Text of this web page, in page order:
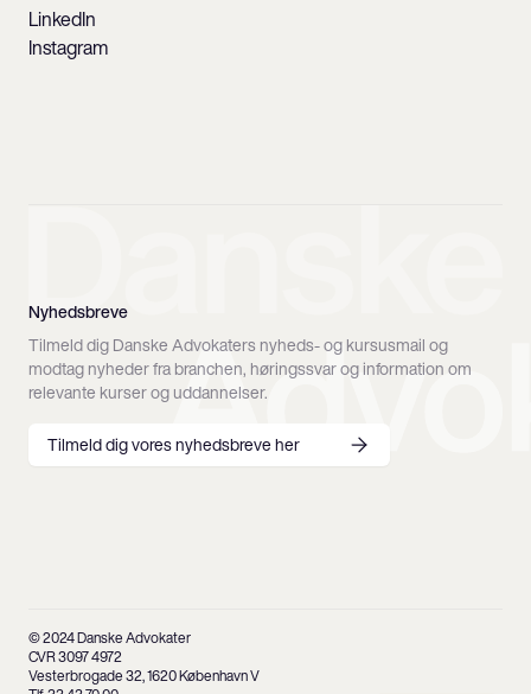
LinkedIn
Instagram
Nyhedsbreve
Tilmeld dig Danske Advokaters nyheds- og kursusmail og
modtag nyheder fra branchen, høringssvar og information om
relevante kurser og uddannelser.
Tilmeld dig vores nyhedsbreve her
© 2024 Danske Advokater
CVR 3097 4972
Vesterbrogade 32, 1620 København V